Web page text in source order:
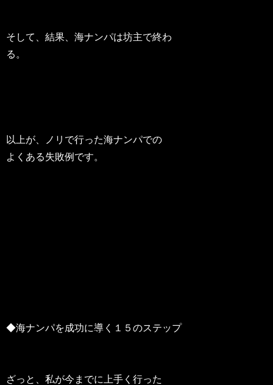
そして、結果、海ナンパは坊主で終わ
る。
以上が、ノリで行った海ナンパでの
よくある失敗例です。
◆海ナンパを成功に導く１５のステップ
ざっと、私が今までに上手く行った